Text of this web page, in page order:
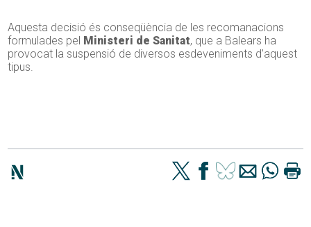
Aquesta decisió és conseqüència de les recomanacions
formulades pel Ministeri de Sanitat, que a Balears ha
provocat la suspensió de diversos esdeveniments d’aquest
tipus.